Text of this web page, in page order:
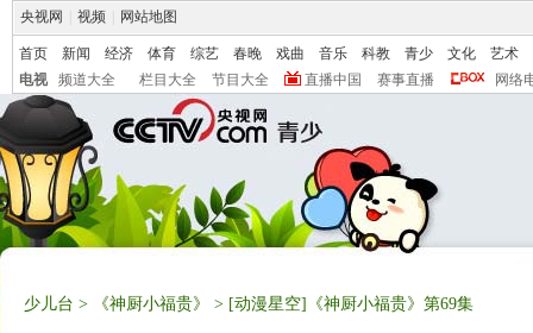
央视网 视频 网站地图
首页 新闻 经济 体育 综艺 春晚 戏曲 音乐 科教 青少 文化
艺术
电视
频道大全 栏目大全 节目大全 直播中国 赛事直播 网络
少儿台 > 《神厨小福贵》 > [动漫星空]《神厨小福贵》第69集